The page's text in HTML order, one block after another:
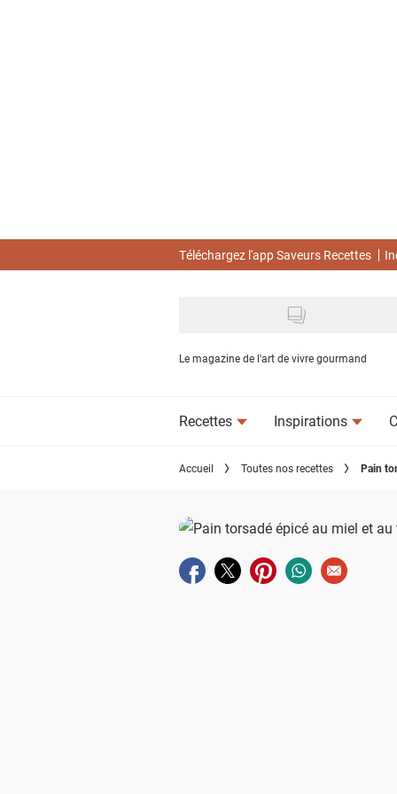
Téléchargez l'app Saveurs Recettes
Le magazine de l'art de vivre gourmand
Recettes Inspirations
Accueil Toutes nos recettes Pain
Partager sur facebook
Partager sur twitter
Partager sur pinterest
Partager sur
Envoyer à